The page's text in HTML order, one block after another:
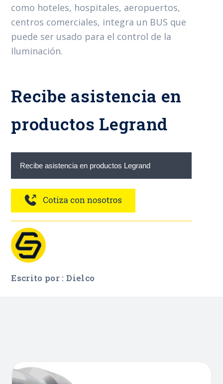
como hoteles, hospitales, aeropuertos,
centros comerciales, integra un BUS que
puede ser usado para el control de la
Iluminación.
Recibe asistencia en
productos Legrand
Recibe asistencia en productos Legrand
Escrito por : Dielco